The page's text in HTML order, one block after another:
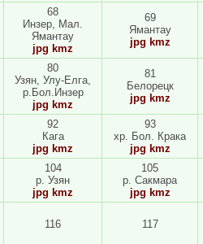
68
Инзер, Мал.
Ямантау
jpg kmz
69
Ямантау
jpg kmz
80
Узян, Улу-Елга,
р.Бол.Инзер
jpg kmz
81
Белорецк
jpg kmz
92
Кага
jpg kmz
93
хр. Бол. Крака
jpg kmz
104
р. Узян
jpg kmz
105
р. Сакмара
jpg kmz
116 117